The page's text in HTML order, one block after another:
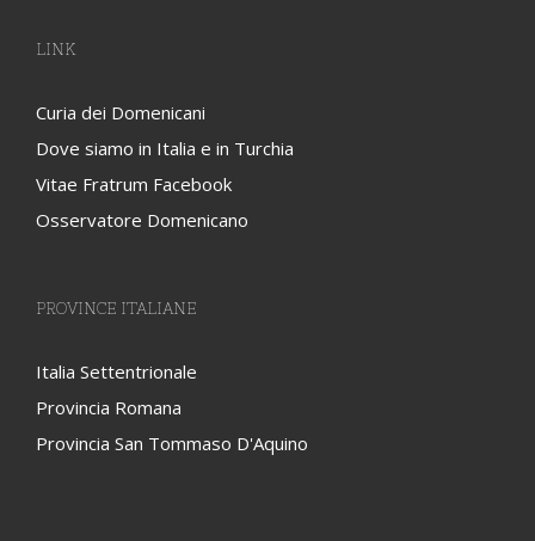
LINK
Curia dei Domenicani
Dove siamo in Italia e in Turchia
Vitae Fratrum Facebook
Osservatore Domenicano
PROVINCE ITALIANE
Italia Settentrionale
Provincia Romana
Provincia San Tommaso D'Aquino